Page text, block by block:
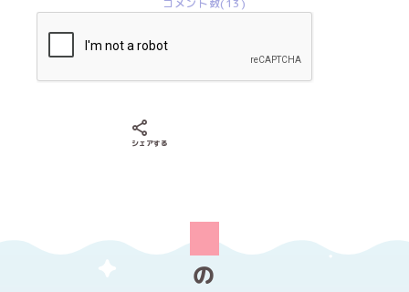
コメント数(13)
シェアする
の